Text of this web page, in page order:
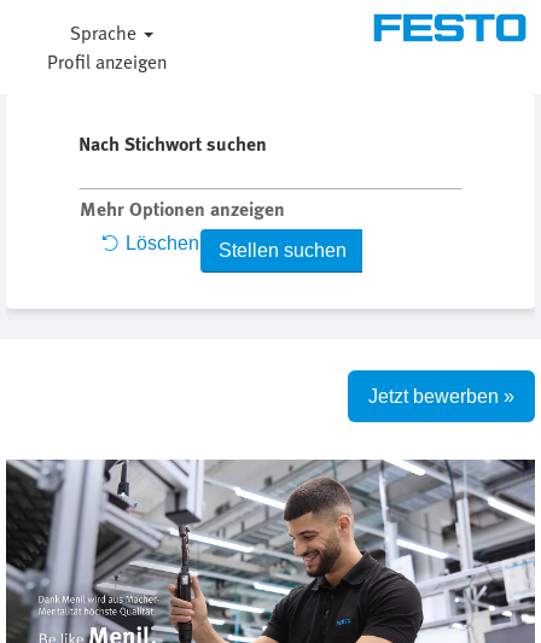
Sprache
Profil anzeigen
Nach Stichwort suchen
Mehr Optionen anzeigen
Löschen
Jetzt bewerben »